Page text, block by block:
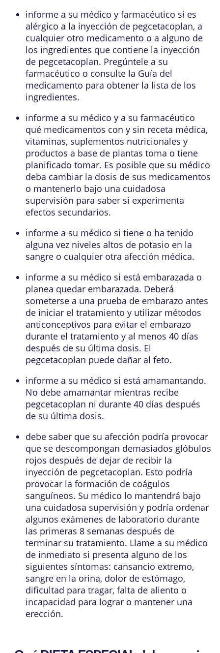
informe a su médico y farmacéutico si es
alérgico a la inyección de pegcetacoplan, a
cualquier otro medicamento o a alguno de
los ingredientes que contiene la inyección
de pegcetacoplan. Pregúntele a su
farmacéutico o consulte la Guía del
medicamento para obtener la lista de los
ingredientes.
informe a su médico y a su farmacéutico
qué medicamentos con y sin receta médica,
vitaminas, suplementos nutricionales y
productos a base de plantas toma o tiene
planificado tomar. Es posible que su médico
deba cambiar la dosis de sus medicamentos
o mantenerlo bajo una cuidadosa
supervisión para saber si experimenta
efectos secundarios.
informe a su médico si tiene o ha tenido
alguna vez niveles altos de potasio en la
sangre o cualquier otra afección médica.
informe a su médico si está embarazada o
planea quedar embarazada. Deberá
someterse a una prueba de embarazo antes
de iniciar el tratamiento y utilizar métodos
anticonceptivos para evitar el embarazo
durante el tratamiento y al menos 40 días
después de su última dosis. El
pegcetacoplan puede dañar al feto.
informe a su médico si está amamantando.
No debe amamantar mientras recibe
pegcetacoplan ni durante 40 días después
de su última dosis.
debe saber que su afección podría provocar
que se descompongan demasiados glóbulos
rojos después de dejar de recibir la
inyección de pegcetacoplan. Esto podría
provocar la formación de coágulos
sanguíneos. Su médico lo mantendrá bajo
una cuidadosa supervisión y podría ordenar
algunos exámenes de laboratorio durante
las primeras 8 semanas después de
terminar su tratamiento. Llame a su médico
de inmediato si presenta alguno de los
siguientes síntomas: cansancio extremo,
sangre en la orina, dolor de estómago,
dificultad para tragar, falta de aliento o
incapacidad para lograr o mantener una
erección.